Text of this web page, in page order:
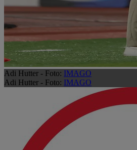
Adi Hutter - Foto: IMAGO
Adi Hutter - Foto: IMAGO